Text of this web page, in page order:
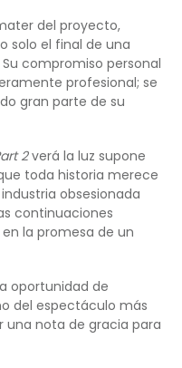
del proyecto,
solo el final de una
compromiso personal
profesional; se
gran parte de su
2verá la luz supone
toda historia merece
obsesionada
continuaciones
la promesa de un
oportunidad de
del espectáculo más
una nota de gracia para